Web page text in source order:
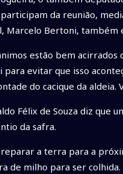
participam da reunião,
Marcelo Bertoni, também
estão bem
para evitar que isso
do cacique da aldeia.
Félix de Souza diz que
da safra.
a terra para a
de milho para ser